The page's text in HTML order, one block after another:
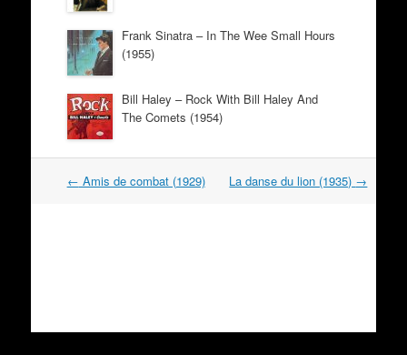
Frank Sinatra – In The Wee Small Hours
(1955)
Bill Haley – Rock With Bill Haley And
The Comets (1954)
Navigation
← Amis de combat (1929) La danse du lion (1935) →